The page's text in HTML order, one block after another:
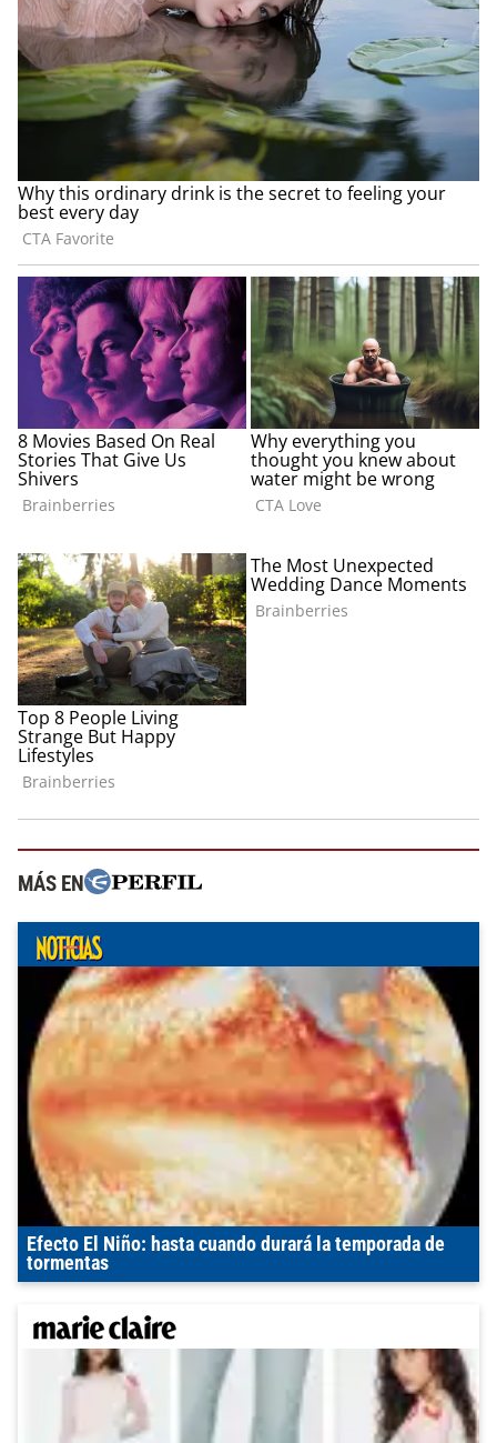
MÁS EN
Efecto El Niño: hasta cuando durará la temporada de
tormentas